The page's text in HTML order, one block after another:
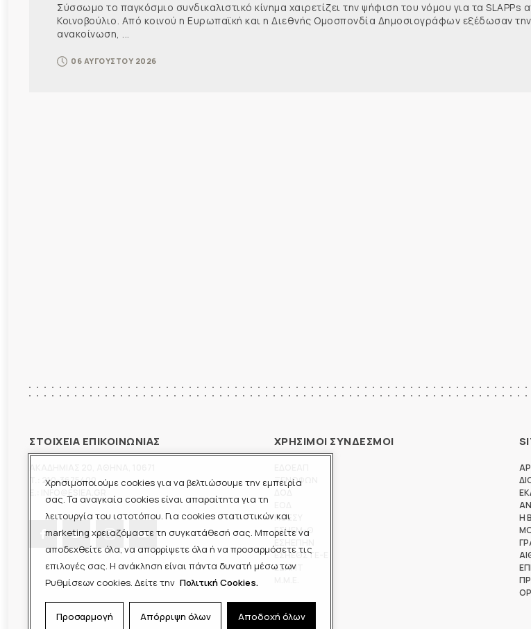
Χρησιμοποιούμε cookies για να βελτιώσουμε την εμπειρία
σας. Τα αναγκαία cookies είναι απαραίτητα για τη
λειτουργία του ιστοτόπου. Για cookies στατιστικών και
marketing χρειαζόμαστε τη συγκατάθεσή σας. Μπορείτε να
αποδεχθείτε όλα, να απορρίψετε όλα ή να προσαρμόσετε τις
επιλογές σας. Η ανάκληση είναι πάντα δυνατή μέσω των
Ρυθμίσεων cookies. Δείτε την Πολιτική Cookies.
Προσαρμογή Απόρριψη όλων Αποδοχή όλων
Σύσσωμο το παγκόσμιο συνδικαλιστικό κίνημα χαιρετίζει την ψήφιση του νόμου για τα SLAPPs
Κοινοβούλιο. Από κοινού η Ευρωπαϊκή και η Διεθνής Ομοσπονδία Δημοσιογράφων εξέδωσαν
ανακοίνωση, ...
06 ΑΥΓΟΥΣΤΟΥ 2026
ΣΤΟΙΧΕΙΑ ΕΠΙΚΟΙΝΩΝΙΑΣ
210-3675400
ΧΡΗΣΙΜΟΙ ΣΥΝΔΕΣΜΟΙ
ΞΕΝΟΦΩΝ
ΠΟΕΣΥ
ΕΣΗΕΜ-Θ
ΕΣΗΕΘΣΤΕ-Ε
ΕΣΠΗΤ
Η